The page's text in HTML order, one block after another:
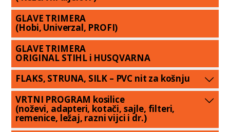
GLAVE TRIMERA
(Hobi, Univerzal, PROFI)
GLAVE TRIMERA
ORIGINAL STIHL i HUSQVARNA
FLAKS, STRUNA, SILK – PVC nit za košnju
VRTNI PROGRAM kosilice
(noževi, adapteri, kotači, sajle, filteri,
remenice, ležaj, razni vijci i dr.)